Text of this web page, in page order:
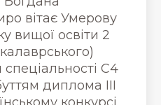
вітає Умерову
вищої освіти 2
спеціальності С4
диплома ІІІ